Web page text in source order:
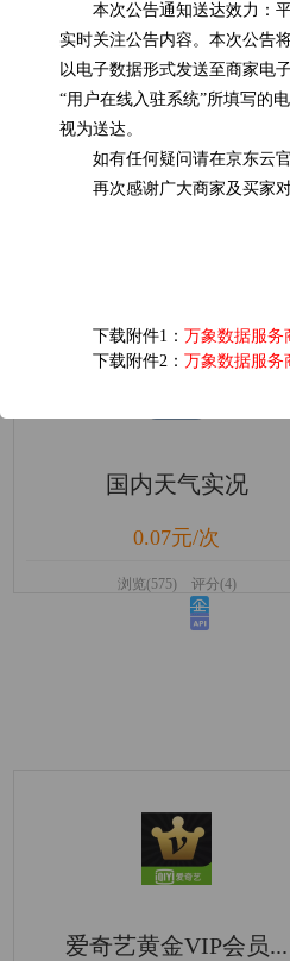
本次公告通知送达效力：
实时关注公告内容。本次公告
以电子数据形式发送至商家电
“用户在线入驻系统”所填写的
视为送达。
如有任何疑问请在京东云
再次感谢广大商家及买家
下载附件1： 万象数据服务
下载附件2： 万象数据服务
京东E卡电子礼品卡
低于0.01元/次
浏览(22235) 评分(5)
国内天气实况
0.07元/次
浏览(575) 评分(4)
爱奇艺黄金VIP会员...